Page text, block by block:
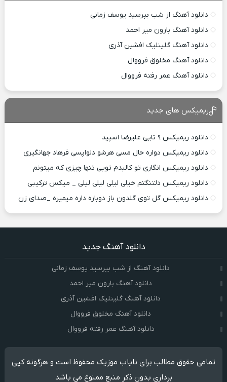
دانلود آهنگ از شب بپرسید یوسف زمانی
دانلود آهنگ بارون میر احمد
دانلود آهنگ گلینلیک افشین آذری
دانلود آهنگ مخلوق فرووال
دانلود آهنگ عمر رفته فرووال
ریمیکس های جدید
دانلود ریمیکس ۹ تایی علیرضا اسپید
دانلود ریمیکس دواره حال مسی هرشو دلواپسی فرهاد جهانگیری
دانلود ریمیکس انگاری تو کالبدم تویی تنها چیزی که میتونم
دانلود ریمیکس دلتنگتم خیلی لیلی لیلی لیلی _ میکس ترکیبی
دانلود ریمیکس گل توی گلدون باز دوباره داره میمیره _صدای زن
دانلود آهنگ جدید
دانلود آهنگ از شب بپرسید یوسف زمانی
دانلود آهنگ بارون میر احمد
دانلود آهنگ گلینلیک افشین آذری
دانلود آهنگ مخلوق فرووال
دانلود آهنگ عمر رفته فرووال
تمامی حقوق مطالب برای نایاب موزیک محفوظ است و هرگونه کپی
برداری بدون ذکر منبع ممنوع می باشد